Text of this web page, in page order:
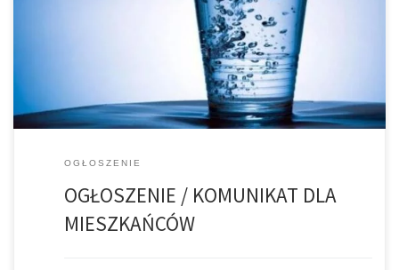
awariami odcinków magistralnych oraz sieci rozdzielczej),
informujemy, iż w trakcie realizacji czynności związanych z czasowym
odcięciem dopływu, odpowietrzaniem, opróżnianiem oraz
ponownym napełnianiem przewodów wodociągowych dochodzi do
OGŁOSZENIE
OGŁOSZENIE / KOMUNIKAT DLA
MIESZKAŃCÓW